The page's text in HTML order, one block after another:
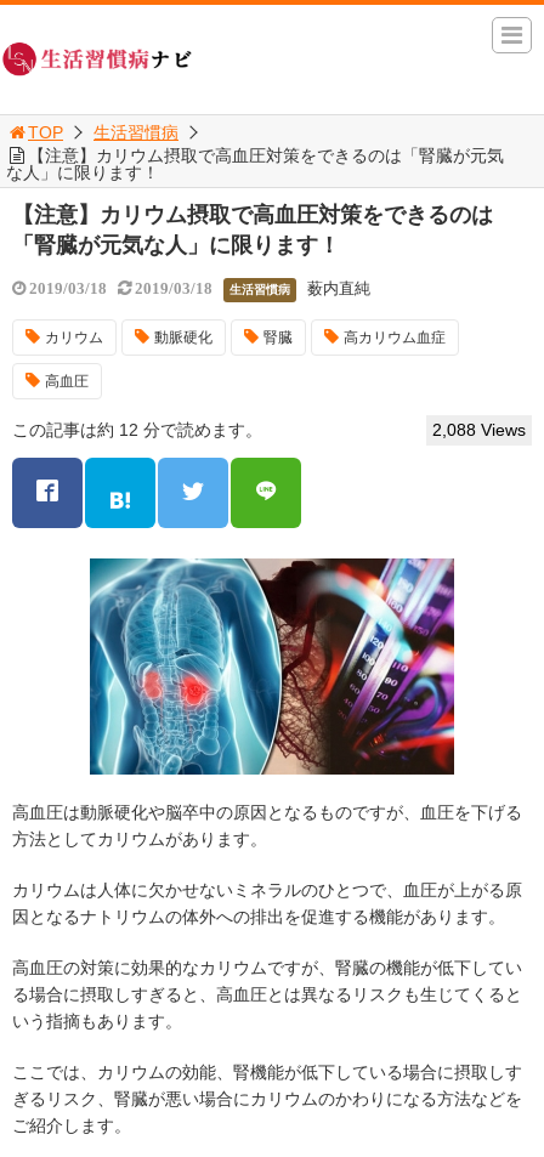
TOP
生活習慣病
【注意】カリウム摂取で高血圧対策をできるのは「腎臓が元気
な人」に限ります！
【注意】カリウム摂取で高血圧対策をできるのは
「腎臓が元気な人」に限ります！
2019/03/18 2019/03/18 生活習慣病 薮内直純
カリウム 動脈硬化 腎臓 高カリウム血症
高血圧
この記事は約 12 分で読めます。 2,088 Views
高血圧は動脈硬化や脳卒中の原因となるものですが、血圧を下げる
方法としてカリウムがあります。
カリウムは人体に欠かせないミネラルのひとつで、血圧が上がる原
因となるナトリウムの体外への排出を促進する機能があります。
高血圧の対策に効果的なカリウムですが、腎臓の機能が低下してい
る場合に摂取しすぎると、高血圧とは異なるリスクも生じてくると
いう指摘もあります。
ここでは、カリウムの効能、腎機能が低下している場合に摂取しす
ぎるリスク、腎臓が悪い場合にカリウムのかわりになる方法などを
ご紹介します。